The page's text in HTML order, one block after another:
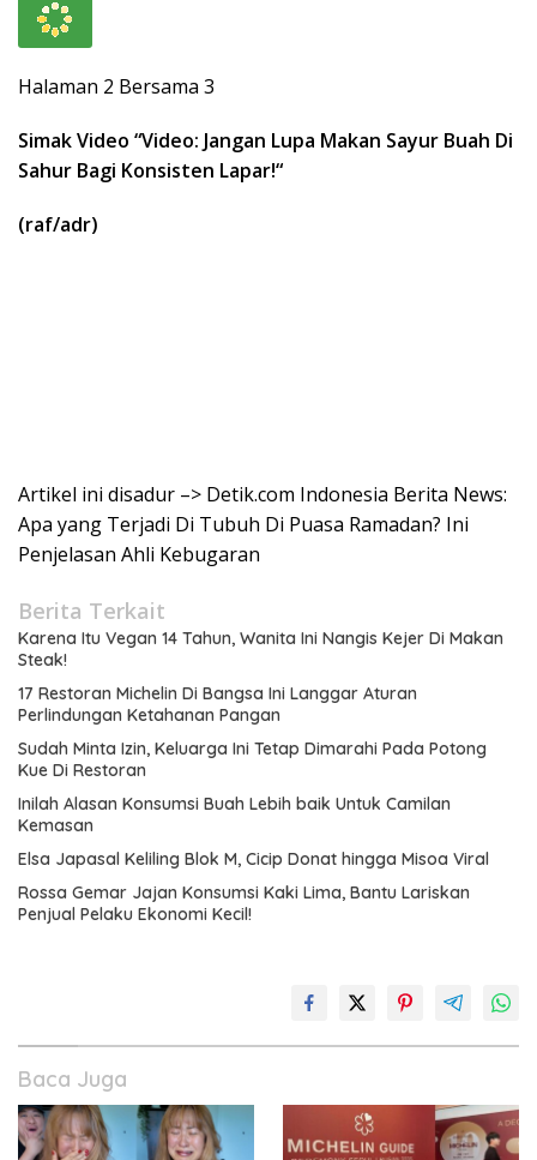
Halaman 2 Bersama 3
Simak Video “Video: Jangan Lupa Makan Sayur Buah Di
Sahur Bagi Konsisten Lapar!“
(raf/adr)
Artikel ini disadur –> Detik.com Indonesia Berita News:
Apa yang Terjadi Di Tubuh Di Puasa Ramadan? Ini
Penjelasan Ahli Kebugaran
Berita Terkait
Karena Itu Vegan 14 Tahun, Wanita Ini Nangis Kejer Di Makan
Steak!
17 Restoran Michelin Di Bangsa Ini Langgar Aturan
Perlindungan Ketahanan Pangan
Sudah Minta Izin, Keluarga Ini Tetap Dimarahi Pada Potong
Kue Di Restoran
Inilah Alasan Konsumsi Buah Lebih baik Untuk Camilan
Kemasan
Elsa Japasal Keliling Blok M, Cicip Donat hingga Misoa Viral
Rossa Gemar Jajan Konsumsi Kaki Lima, Bantu Lariskan
Penjual Pelaku Ekonomi Kecil!
Baca Juga